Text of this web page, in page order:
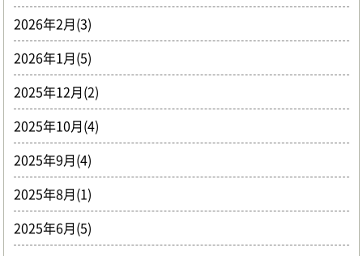
2026年2月(3)
2026年1月(5)
2025年12月(2)
2025年10月(4)
2025年9月(4)
2025年8月(1)
2025年6月(5)